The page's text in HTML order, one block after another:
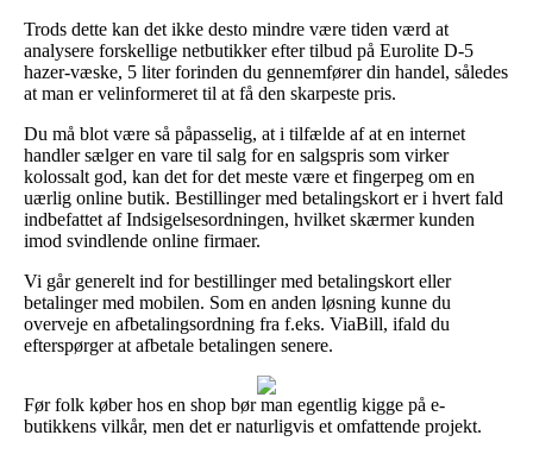
Trods dette kan det ikke desto mindre være tiden værd at
analysere forskellige netbutikker efter tilbud på Eurolite D-5
hazer-væske, 5 liter forinden du gennemfører din handel, således
at man er velinformeret til at få den skarpeste pris.
Du må blot være så påpasselig, at i tilfælde af at en internet
handler sælger en vare til salg for en salgspris som virker
kolossalt god, kan det for det meste være et fingerpeg om en
uærlig online butik. Bestillinger med betalingskort er i hvert fald
indbefattet af Indsigelsesordningen, hvilket skærmer kunden
imod svindlende online firmaer.
Vi går generelt ind for bestillinger med betalingskort eller
betalinger med mobilen. Som en anden løsning kunne du
overveje en afbetalingsordning fra f.eks. ViaBill, ifald du
efterspørger at afbetale betalingen senere.
Før folk køber hos en shop bør man egentlig kigge på e-
butikkens vilkår, men det er naturligvis et omfattende projekt.